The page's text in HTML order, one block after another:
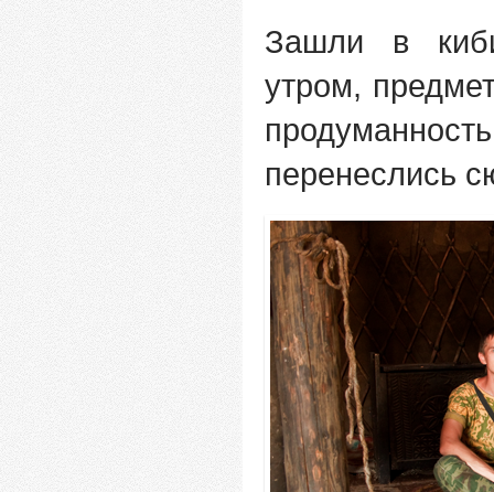
Зашли в
утром,
перенеслись